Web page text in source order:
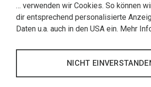
… verwenden wir Cookies. So können
dir entsprechend personalisierte
Daten u.a. auch in den USA ein. Mehr
NICHT